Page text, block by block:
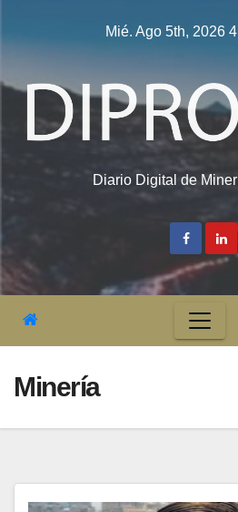
Mié. Ago 5th, 2026
Diario Digital de
Minería